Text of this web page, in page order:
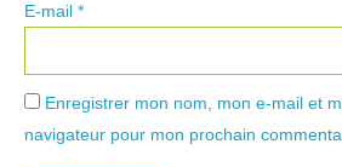
E-mail *
Enregistrer mon nom, mon e-mail et
navigateur pour mon prochain